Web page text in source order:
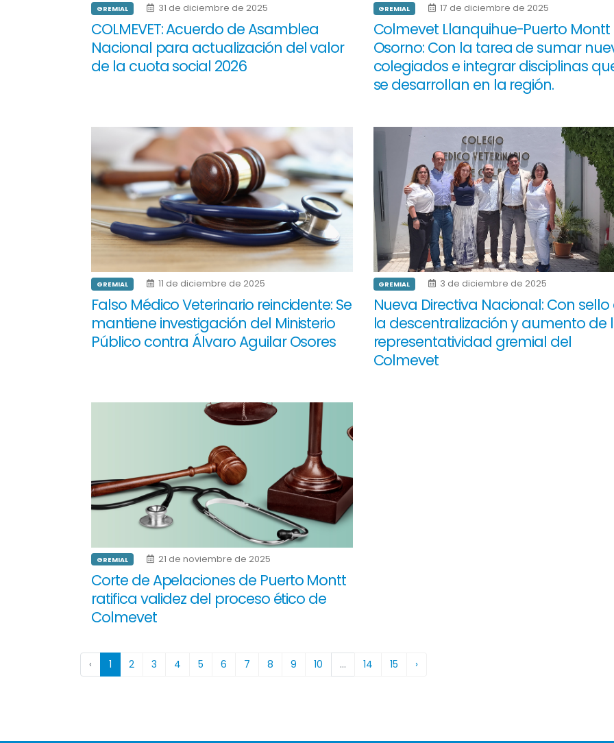
GREMIAL 31 de diciembre de 2025
COLMEVET: Acuerdo de Asamblea
Nacional para actualización del valor
de la cuota social 2026
GREMIAL 17 de diciembre de 2025
Colmevet Llanquihue-Puerto Montt
Osorno: Con la tarea de sumar
colegiados e integrar disciplinas
se desarrollan en la región.
GREMIAL 11 de diciembre de 2025
Falso Médico Veterinario reincidente: Se
mantiene investigación del Ministerio
Público contra Álvaro Aguilar Osores
GREMIAL 3 de diciembre de 2025
Nueva Directiva Nacional: Con sello
la descentralización y aumento de
representatividad gremial del
Colmevet
GREMIAL 21 de noviembre de 2025
Corte de Apelaciones de Puerto Montt
ratifica validez del proceso ético de
Colmevet
‹ 1 2 3 4 5 6 7 8 9 10 ... 14 15 ›